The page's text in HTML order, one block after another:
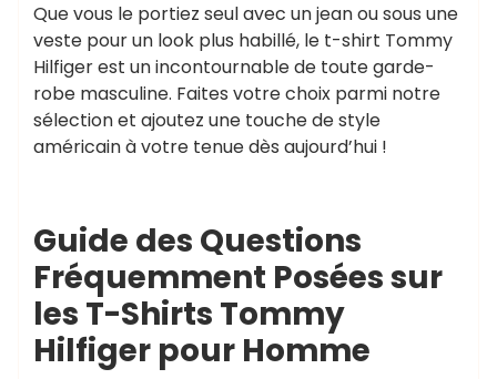
Que vous le portiez seul avec un jean ou sous une
veste pour un look plus habillé, le t-shirt Tommy
Hilfiger est un incontournable de toute garde-
robe masculine. Faites votre choix parmi notre
sélection et ajoutez une touche de style
américain à votre tenue dès aujourd’hui !
Guide des Questions
Fréquemment Posées sur
les T-Shirts Tommy
Hilfiger pour Homme